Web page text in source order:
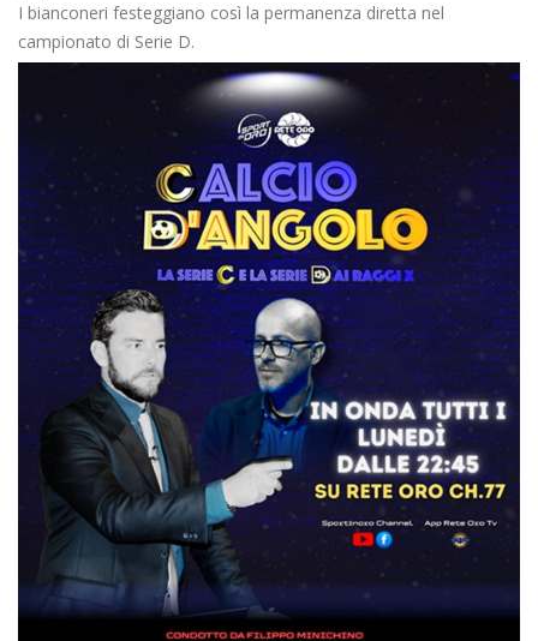
I bianconeri festeggiano così la permanenza diretta nel
campionato di Serie D.